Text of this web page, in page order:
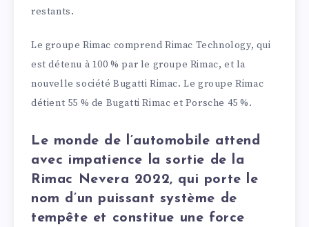
restants.
Le groupe Rimac comprend Rimac Technology, qui
est détenu à 100 % par le groupe Rimac, et la
nouvelle société Bugatti Rimac. Le groupe Rimac
détient 55 % de Bugatti Rimac et Porsche 45 %.
Le monde de l’automobile attend
avec impatience la sortie de la
Rimac Nevera 2022, qui porte le
nom d’un puissant système de
tempête et constitue une force